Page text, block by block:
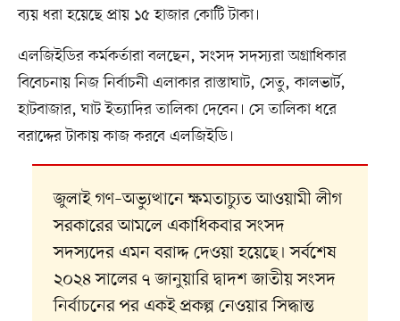
ব্যয় ধরা হয়েছে প্রায় ১৫ হাজার কোটি টাকা।
এলজিইডির কর্মকর্তারা বলছেন, সংসদ সদস্যরা অগ্রাধিকার
বিবেচনায় নিজ নির্বাচনী এলাকার রাস্তাঘাট, সেতু, কালভার্ট,
হাটবাজার, ঘাট ইত্যাদির তালিকা দেবেন। সে তালিকা ধরে
বরাদ্দের টাকায় কাজ করবে এলজিইডি।
জুলাই গণ–অভ্যুত্থানে ক্ষমতাচ্যুত আওয়ামী লীগ
সরকারের আমলে একাধিকবার সংসদ
সদস্যদের এমন বরাদ্দ দেওয়া হয়েছে। সর্বশেষ
২০২৪ সালের ৭ জানুয়ারি দ্বাদশ জাতীয় সংসদ
নির্বাচনের পর একই প্রকল্প নেওয়ার সিদ্ধান্ত